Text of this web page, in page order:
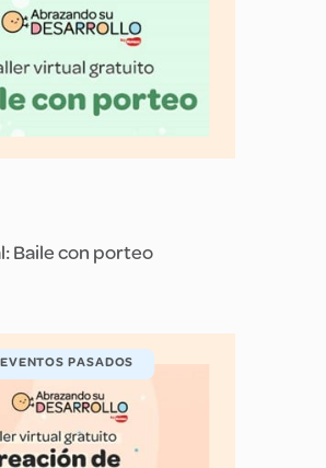
Baile con porteo
EVENTOS PASADOS